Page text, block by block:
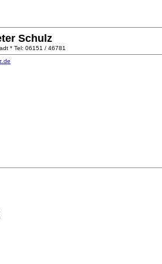
Schulz
* Tel: 06151 / 46781